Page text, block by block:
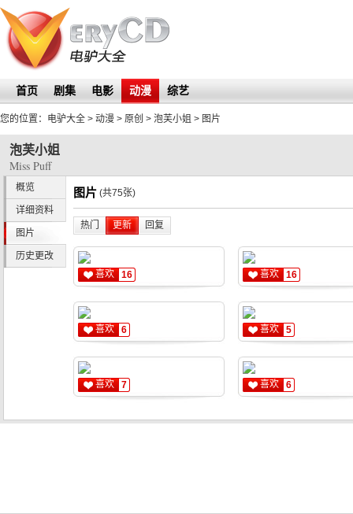
首页 剧集 电影 动漫 综艺
您的位置： 电驴大全 > 动漫 > 原创 > 泡芙小姐 > 图片
泡芙小姐
Miss Puff
概览
详细资料
图片
历史更改
图片 (共75张)
热门 更新 回复
喜欢 16
喜欢 6
喜欢 7
喜欢 16
喜欢 5
喜欢 6